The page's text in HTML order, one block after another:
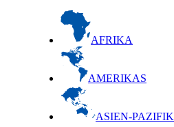
AFRIKA
AMERIKAS
ASIEN-PAZIFIK